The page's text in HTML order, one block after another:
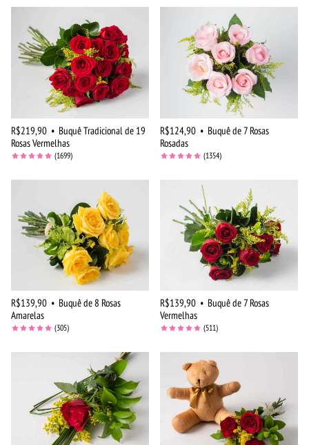
R$219,90 • Buquê Tradicional de 19
Rosas Vermelhas
(1699)
R$124,90 • Buquê de 7 Rosas
Rosadas
(1354)
R$139,90 • Buquê de 8 Rosas
Amarelas
(305)
R$139,90 • Buquê de 7 Rosas
Vermelhas
(511)